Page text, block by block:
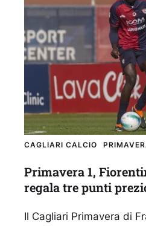
CAGLIARI CALCIO
Primavera 1,
regala tre punti
Il Cagliari Primavera di